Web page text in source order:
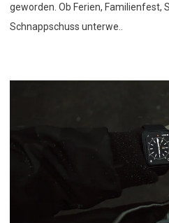
geworden. Ob Ferien, Familienfest,
Schnappschuss unterwe..